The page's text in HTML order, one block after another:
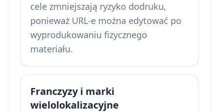
cele zmniejszają ryzyko dodruku,
ponieważ URL-e można edytować po
wyprodukowaniu fizycznego
materiału.
Franczyzy i marki
wielolokalizacyjne